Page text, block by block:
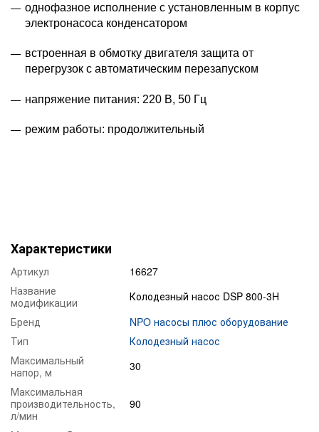
однофазное исполнение с установленным в корпус
электронасоса конденсатором
встроенная в обмотку двигателя защита от
перегрузок с автоматическим перезапуском
напряжение питания: 220 В, 50 Гц
режим работы: продолжительный
Характеристики
Артикул
16627
Название
модификации
Колодезный насос DSP 800-3H
Бренд
NPO насосы плюс оборудование
Тип
Колодезный насос
Максимальный
напор, м
30
Максимальная
производительность,
л/мин
90